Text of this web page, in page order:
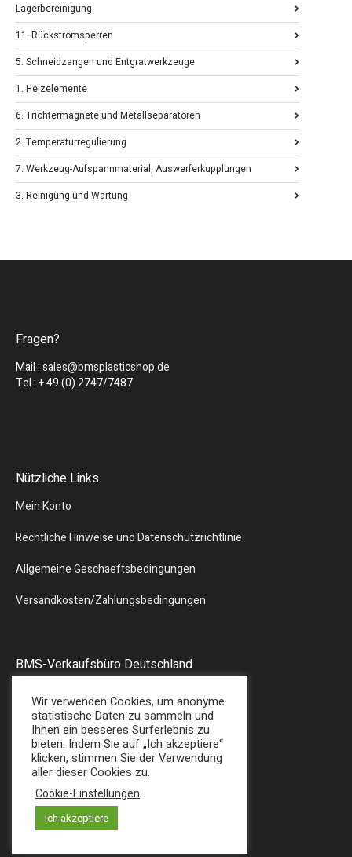
Lagerbereinigung
11. Rückstromsperren
5. Schneidzangen und Entgratwerkzeuge
1. Heizelemente
6. Trichtermagnete und Metallseparatoren
2. Temperaturregulierung
7. Werkzeug-Aufspannmaterial, Auswerferkupplungen
3. Reinigung und Wartung
Fragen?
Mail :sales@bmsplasticshop.de
Tel : + 49 (0) 2747/7487
Nützliche Links
Mein Konto
Rechtliche Hinweise und Datenschutzrichtlinie
Allgemeine Geschaeftsbedingungen
Versandkosten/Zahlungsbedingungen
BMS-Verkaufsbüro Deutschland
57580 – GEBHARDSHAIN
Tel : + 49 (0) 2747/7487
E-Mail: sales@bmsplasticshop.de
Wir verwenden Cookies, um anonyme
statistische Daten zu sammeln und
Ihnen ein besseres Surferlebnis zu
bieten. Indem Sie auf „Ich akzeptiere“
klicken, stimmen Sie der Verwendung
aller dieser Cookies zu.
Cookie-Einstellungen
Ich akzeptiere